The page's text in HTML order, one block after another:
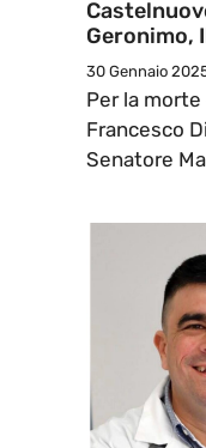
Geronimo,
30 Gennaio
Per la
Francesco
Senatore